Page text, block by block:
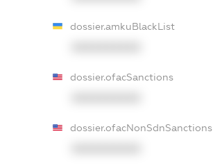
dossier.amkuBlackList
dossier.ofacSanctions
dossier.ofacNonSdnSanctions